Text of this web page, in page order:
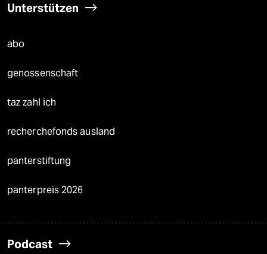
Unterstützen
abo
genossenschaft
taz zahl ich
recherchefonds ausland
panterstiftung
panterpreis 2026
Podcast